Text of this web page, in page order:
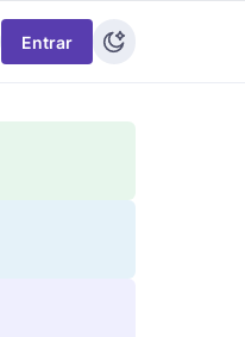
Entrar